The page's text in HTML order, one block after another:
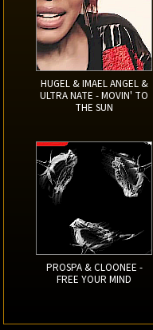
HUGEL & IMAEL ANGEL &
ULTRA NATE - MOVIN' TO
THE SUN
PROSPA & CLOONEE -
FREE YOUR MIND